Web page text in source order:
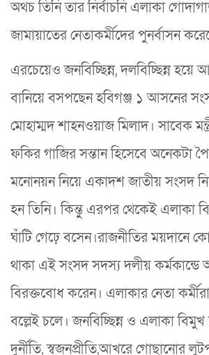
অথচ তিনি তার নির্বাচনি এলাকা
জামায়াতের নেতাকর্মীদের পুনর্বাসন
এরচেয়েও জনবিচ্ছিন্ন, দলবিচ্ছিন্ন হয়ে
বানিয়ে বসপছেন হবিগঞ্জ ১ আসনের
মোহাম্মদ শাহনওয়াজ মিলাদ। সাবেক
ফকির গাজির সন্তান হিসেবে অনেকটা
মনোনয়ন নিয়ে একাদশ জাতীয় সংসদ
হন তিনি। কিন্তুু এরপর থেকেই এলাকা
ঘাঁটি গেঢ়ে বসেন।রাজনীতির ময়দানে
থাকা এই সংসদ সদস্য দলীয় কর্মকান্ডে
বিরক্তবোধ করেন। এলাকার নেতা
বল্লেই চলে। জনবিচ্ছিন্ন ও এলাকা
দুর্নীতি, স্বজনপ্রীতি,আখরে গোছানোর